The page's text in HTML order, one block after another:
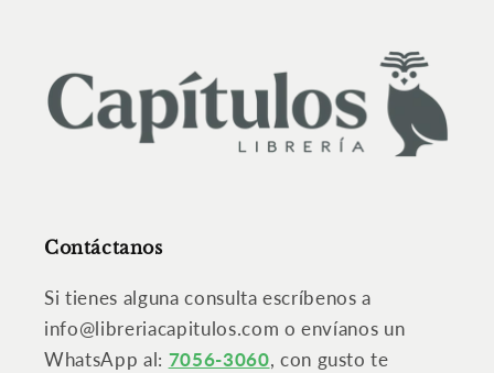
Contáctanos
Si tienes alguna consulta escríbenos a
info@libreriacapitulos.com o envíanos un
WhatsApp al: 7056-3060, con gusto te